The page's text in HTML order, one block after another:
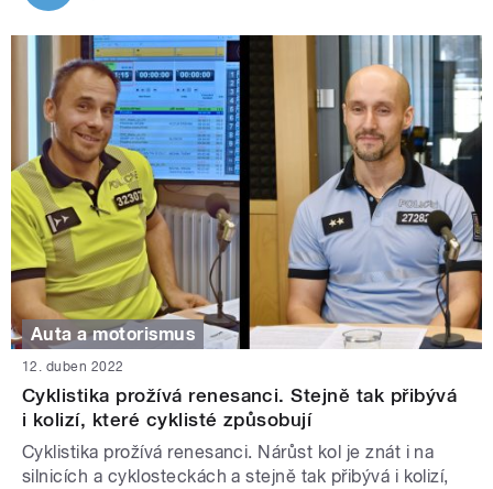
Auta a motorismus
12. duben 2022
Cyklistika prožívá renesanci. Stejně tak přibývá
i kolizí, které cyklisté způsobují
Cyklistika prožívá renesanci. Nárůst kol je znát i na
silnicích a cyklosteckách a stejně tak přibývá i kolizí,